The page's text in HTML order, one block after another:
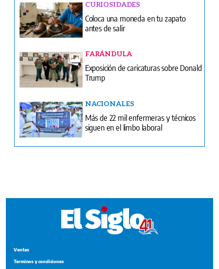
FARÁNDULA
Exposición de caricaturas sobre Donald
Trump
NACIONALES
Más de 22 mil enfermeras y técnicos
siguen en el limbo laboral
Suplementos